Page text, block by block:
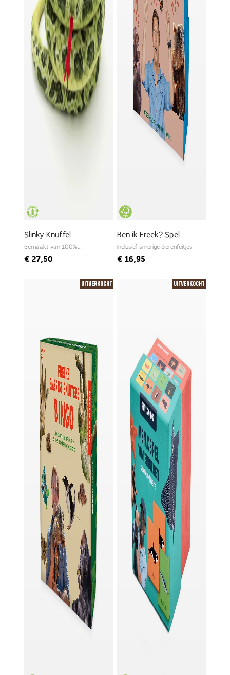
Slinky Knuffel
Gemaakt van 100%
€ 27,50
Ben ik Freek? Spel
Inclusief smerige dierenfeitjes
€16,95
Uitverkocht Uitverkocht